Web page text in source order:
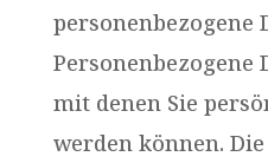
personenbezogene
Personenbezogene
mit denen Sie
werden können.